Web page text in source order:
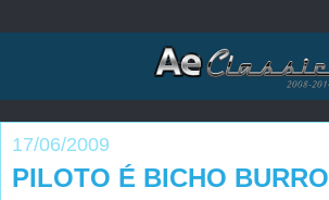
17/06/2009
PILOTO É BICHO BURRO